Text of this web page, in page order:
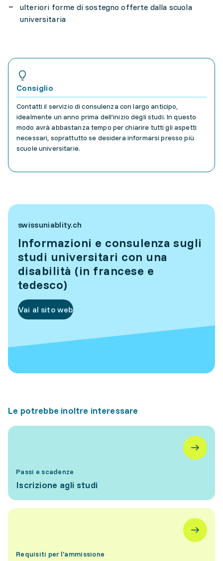
ulteriori forme di sostegno offerte dalla scuola
universitaria
Consiglio
Contatti il servizio di consulenza con largo anticipo,
idealmente un anno prima dell’inizio degli studi. In questo
modo avrà abbastanza tempo per chiarire tutti gli aspetti
necessari, soprattutto se desidera informarsi presso più
scuole universitarie.
swissuniablity.ch
Informazioni e consulenza sugli
studi universitari con una
disabilità (in francese e
tedesco)
Vai al sito web
Le potrebbe inoltre interessare
Passi e scadenze
Iscrizione agli studi
Requisiti per l'ammissione